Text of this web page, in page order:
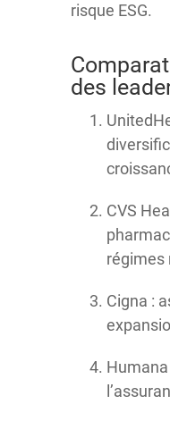
risque ESG.
des
CVS
régimes
Cigna :